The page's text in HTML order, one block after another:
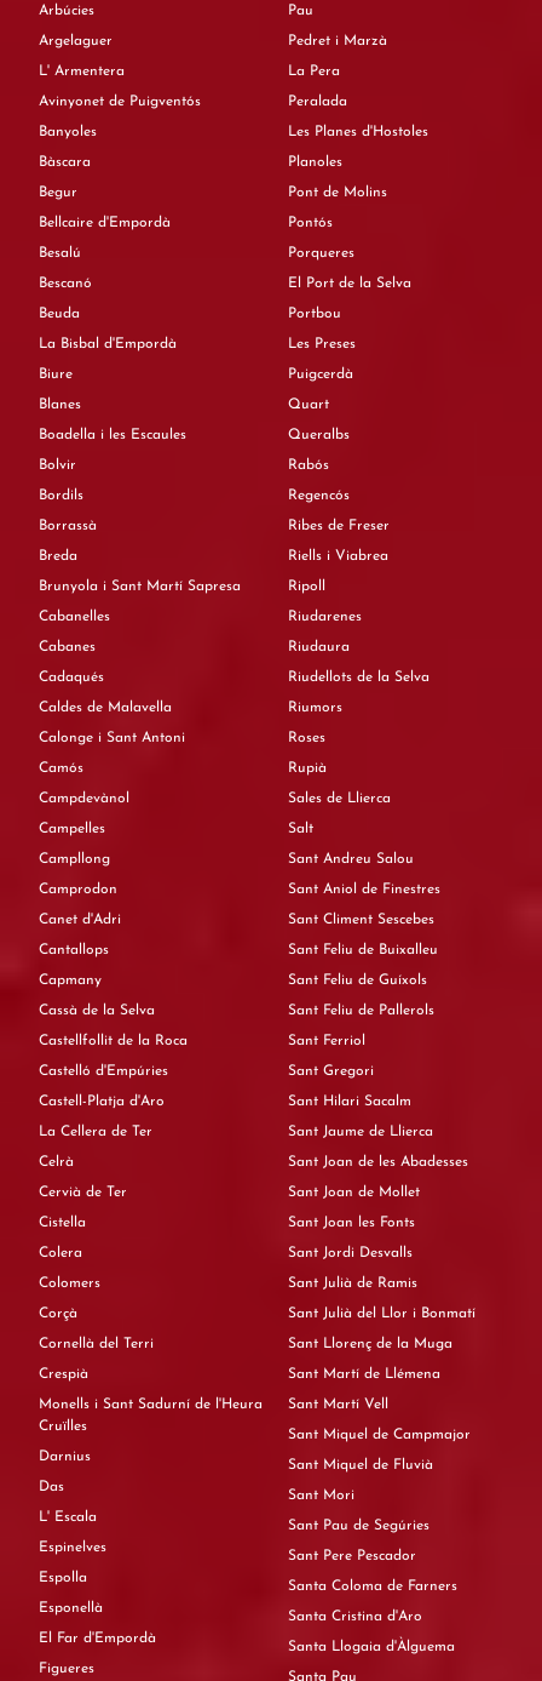
Arbúcies
Argelaguer
L' Armentera
Avinyonet de Puigventós
Banyoles
Bàscara
Begur
Bellcaire d'Empordà
Besalú
Bescanó
Beuda
La Bisbal d'Empordà
Biure
Blanes
Boadella i les Escaules
Bolvir
Bordils
Borrassà
Breda
Brunyola i Sant Martí Sapresa
Cabanelles
Cabanes
Cadaqués
Caldes de Malavella
Calonge i Sant Antoni
Camós
Campdevànol
Campelles
Campllong
Camprodon
Canet d'Adri
Cantallops
Capmany
Cassà de la Selva
Castellfollit de la Roca
Castelló d'Empúries
Castell-Platja d'Aro
La Cellera de Ter
Celrà
Cervià de Ter
Cistella
Colera
Colomers
Corçà
Cornellà del Terri
Crespià
Monells i Sant Sadurní de l'Heura
Cruïlles
Darnius
Das
L' Escala
Espinelves
Espolla
Esponellà
El Far d'Empordà
Figueres
Pau
Pedret i Marzà
La Pera
Peralada
Les Planes d'Hostoles
Planoles
Pont de Molins
Pontós
Porqueres
El Port de la Selva
Portbou
Les Preses
Puigcerdà
Quart
Queralbs
Rabós
Regencós
Ribes de Freser
Riells i Viabrea
Ripoll
Riudarenes
Riudaura
Riudellots de la Selva
Riumors
Roses
Rupià
Sales de Llierca
Salt
Sant Andreu Salou
Sant Aniol de Finestres
Sant Climent Sescebes
Sant Feliu de Buixalleu
Sant Feliu de Guíxols
Sant Feliu de Pallerols
Sant Ferriol
Sant Gregori
Sant Hilari Sacalm
Sant Jaume de Llierca
Sant Joan de les Abadesses
Sant Joan de Mollet
Sant Joan les Fonts
Sant Jordi Desvalls
Sant Julià de Ramis
Sant Julià del Llor i Bonmatí
Sant Llorenç de la Muga
Sant Martí de Llémena
Sant Martí Vell
Sant Miquel de Campmajor
Sant Miquel de Fluvià
Sant Mori
Sant Pau de Segúries
Sant Pere Pescador
Santa Coloma de Farners
Santa Cristina d'Aro
Santa Llogaia d'Àlguema
Santa Pau